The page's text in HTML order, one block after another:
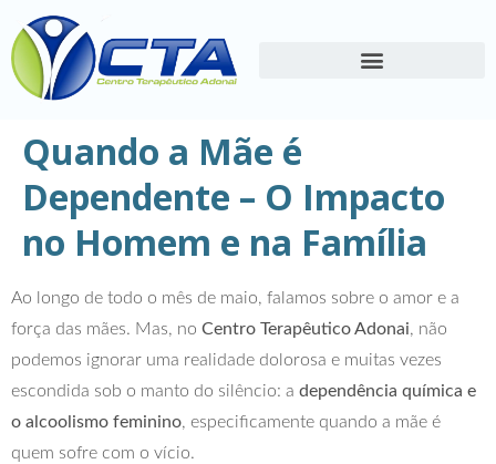
Quando a Mãe é
Dependente – O Impacto
no Homem e na Família
Ao longo de todo o mês de maio, falamos sobre o amor e a
força das mães. Mas, no Centro Terapêutico Adonai, não
podemos ignorar uma realidade dolorosa e muitas vezes
escondida sob o manto do silêncio: a dependência química e
o alcoolismo feminino, especificamente quando a mãe é
quem sofre com o vício.